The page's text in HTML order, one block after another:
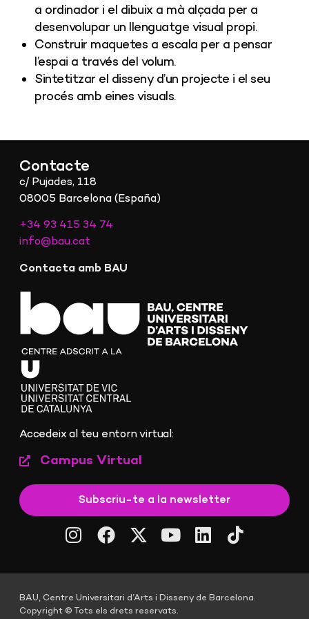
a ordinador i el dibuix a mà alçada per a
desenvolupar un llenguatge visual propi.
Construir maquetes a escala per a pensar
l’espai a través del volum.
Sintetitzar el disseny d’un projecte i el seu
procés amb eines visuals.
Contacte
c/ Pujades, 118
08005 Barcelona (España)
+34 93 415 34 74
info@bau.cat
Contacta amb BAU
Accedeix al teu entorn virtual:
Campus Virtual
Subscriu-te a la newsletter
BAU, Centre Universitari d’Arts i Disseny de Barcelona.
Copyright © Tots els drets reservats.